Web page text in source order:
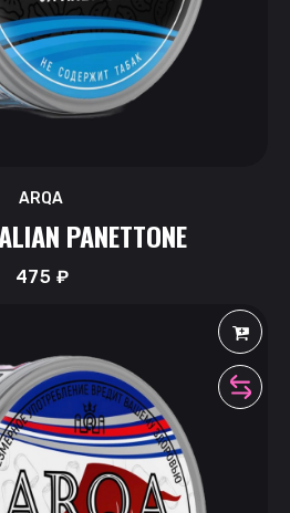
ARQA
PANETTONE
475 ₽